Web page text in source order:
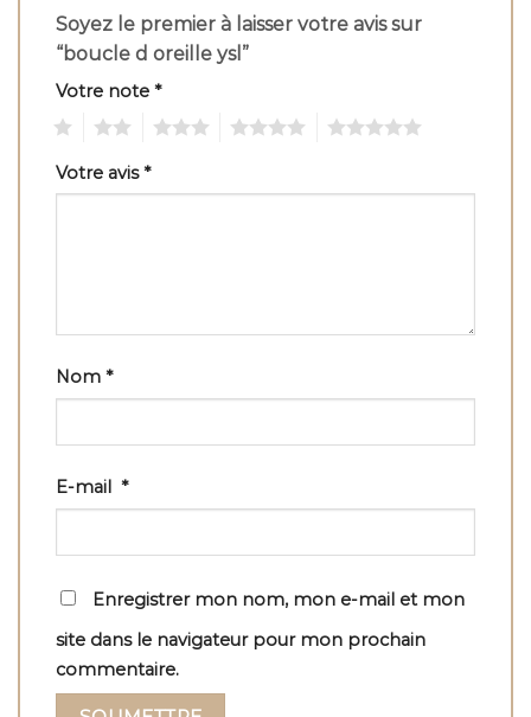
Soyez le premier à laisser votre avis sur
“boucle d oreille ysl”
Votre note *
Votre avis*
Nom *
E-mail *
Enregistrer mon nom, mon e-mail et mon
site dans le navigateur pour mon prochain
commentaire.